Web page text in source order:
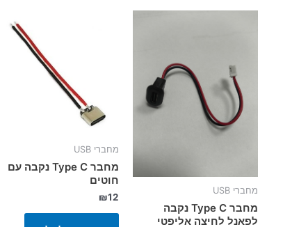
מחברי USB
מחבר Type C נקבה
לפאנל לחיצה אליפטי
מחברי USB
מחבר Type C נקבה עם
חוטים
₪12